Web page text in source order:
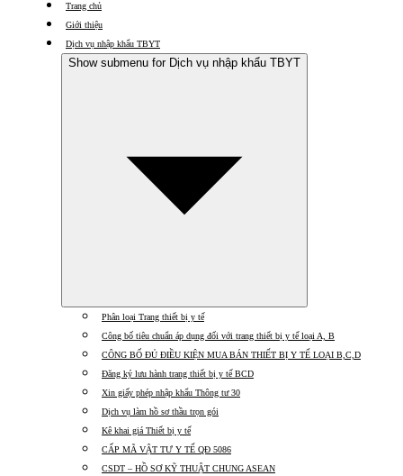
Trang chủ
Giới thiệu
Dịch vụ nhập khẩu TBYT
Show submenu for Dịch vụ nhập khẩu TBYT
Phân loại Trang thiết bị y tế
Công bố tiêu chuẩn áp dụng đối với trang thiết bị y tế loại A, B
CÔNG BỐ ĐỦ ĐIỀU KIỆN MUA BÁN THIẾT BỊ Y TẾ LOẠI B,C,D
Đăng ký lưu hành trang thiết bị y tế BCD
Xin giấy phép nhập khẩu Thông tư 30
Dịch vụ làm hồ sơ thầu trọn gói
Kê khai giá Thiết bị y tế
CẤP MÃ VẬT TƯ Y TẾ QĐ 5086
CSDT – HỒ SƠ KỸ THUẬT CHUNG ASEAN